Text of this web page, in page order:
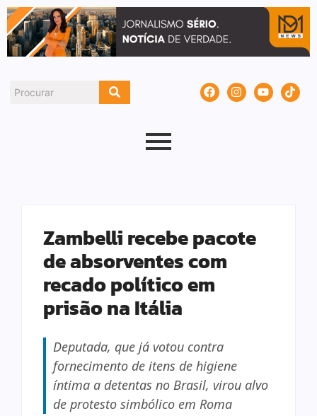
Zambelli recebe pacote
de absorventes com
recado político em
prisão na Itália
Deputada, que já votou contra
fornecimento de itens de higiene
íntima a detentas no Brasil, virou alvo
de protesto simbólico em Roma